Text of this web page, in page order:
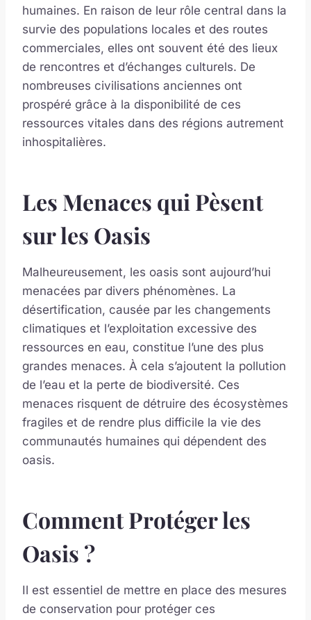
humaines. En raison de leur rôle central dans la
survie des populations locales et des routes
commerciales, elles ont souvent été des lieux
de rencontres et d’échanges culturels. De
nombreuses civilisations anciennes ont
prospéré grâce à la disponibilité de ces
ressources vitales dans des régions autrement
inhospitalières.
Les Menaces qui Pèsent
sur les Oasis
Malheureusement, les oasis sont aujourd’hui
menacées par divers phénomènes. La
désertification, causée par les changements
climatiques et l’exploitation excessive des
ressources en eau, constitue l’une des plus
grandes menaces. À cela s’ajoutent la pollution
de l’eau et la perte de biodiversité. Ces
menaces risquent de détruire des écosystèmes
fragiles et de rendre plus difficile la vie des
communautés humaines qui dépendent des
oasis.
Comment Protéger les
Oasis ?
Il est essentiel de mettre en place des mesures
de conservation pour protéger ces